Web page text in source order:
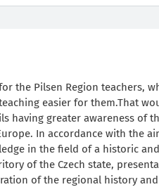
the Pilsen Region teachers,
easier for them.That
having greater awareness of
In accordance with the
in the field of a historic
of the Czech state,
of the regional history